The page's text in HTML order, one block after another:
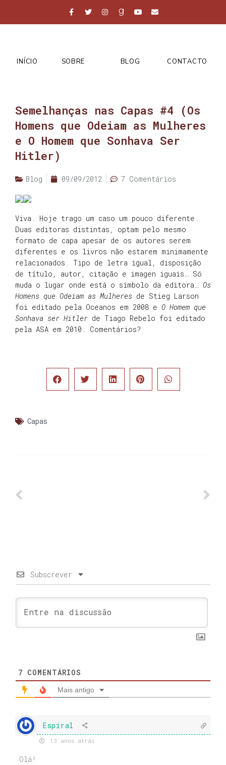
INÍCIO SOBRE BLOG CONTACTO
Semelhanças nas Capas #4 (Os
Homens que Odeiam as Mulheres
e O Homem que Sonhava Ser
Hitler)
Blog 09/09/2012 7 Comentários
Viva. Hoje trago um caso um pouco diferente.
Duas editoras distintas, optam pelo mesmo
formato de capa apesar de os autores serem
diferentes e os livros não estarem minimamente
relacionados. Tipo de letra igual, disposição
de título, autor, citação e imagen iguais… Só
muda o lugar onde está o símbolo da editora… Os
Homens que Odeiam as Mulheres de Stieg Larson
foi editado pela Oceanos em 2008 e O Homem que
Sonhava ser Hitler de Tiago Rebelo foi editado
pela ASA em 2010. Comentários?
Capas
Subscrever
7 COMENTÁRIOS
Mais antigo
Espiral
13 anos atrás
Olá!